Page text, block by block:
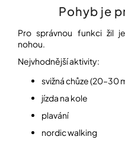
Pohyb je
Pro správnou funkci žil
nohou.
Nejvhodnější aktivity:
svižná chůze (20–30
jízda na kole
plavání
nordic walking